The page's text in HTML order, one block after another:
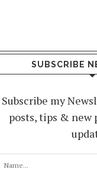
SUBSCRIBE
Subscribe my
posts, tips & new